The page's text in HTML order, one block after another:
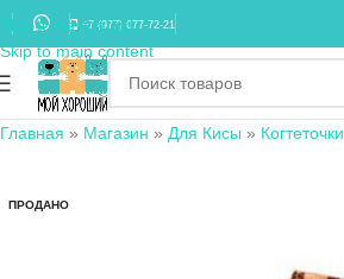
Skip to navigation
Skip to main content
+7 (977) 677-72-21
Главная » Магазин » Для Кисы » Когтеточки
ПРОДАНО